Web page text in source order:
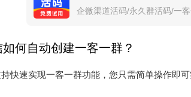
企微渠道活码/永久群活码/一
何自动创建一客一群？
快速实现一客一群功能，您只需简单操作即